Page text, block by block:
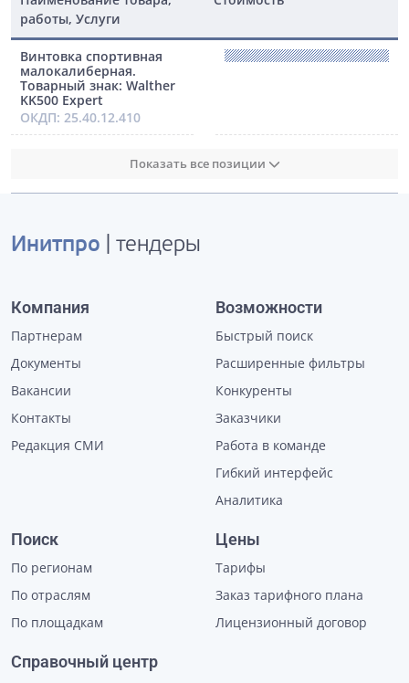
работы, Услуги
Винтовка спортивная
малокалиберная.
Товарный знак: Walther
KK500 Expert
ОКДП: 25.40.12.410
Показать все позиции
Инитпро | тендеры
Компания
Партнерам
Документы
Вакансии
Контакты
Редакция СМИ
Возможности
Быстрый поиск
Расширенные фильтры
Конкуренты
Заказчики
Работа в команде
Гибкий интерфейс
Аналитика
Поиск
По регионам
По отраслям
По площадкам
Цены
Тарифы
Заказ тарифного плана
Лицензионный договор
Справочный центр